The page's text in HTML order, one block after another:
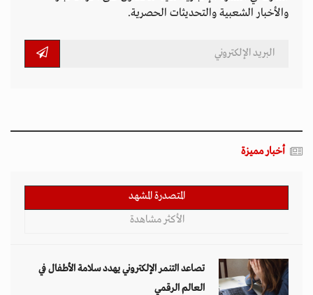
والأخبار الشعبية والتحديثات الحصرية.
أخبار مميزة
المتصدرة المشهد
الأكثر مشاهدة
تصاعد التنمر الإلكتروني يهدد سلامة الأطفال في
العالم الرقمي